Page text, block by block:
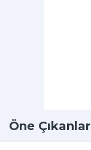
Öne Çıkanlar